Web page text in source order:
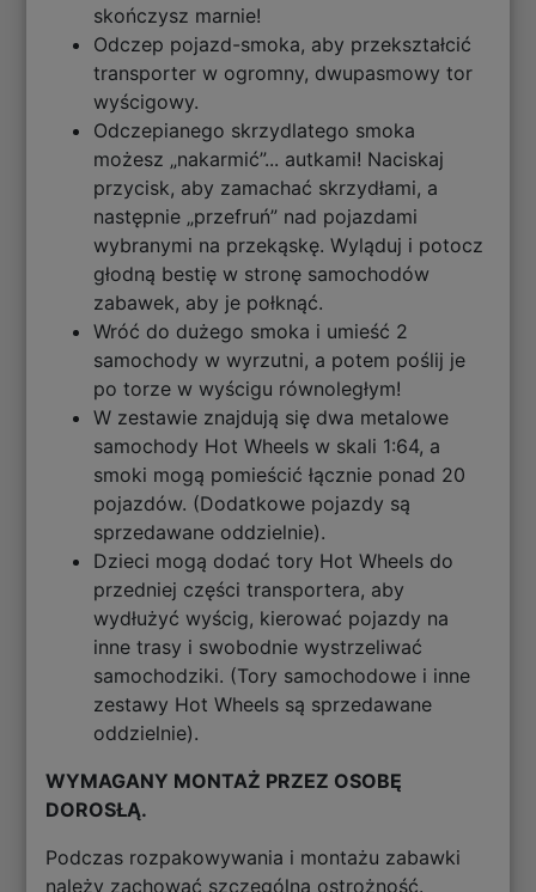
skończysz marnie!
Odczep pojazd-smoka, aby przekształcić
transporter w ogromny, dwupasmowy tor
wyścigowy.
Odczepianego skrzydlatego smoka
możesz „nakarmić”... autkami! Naciskaj
przycisk, aby zamachać skrzydłami, a
następnie „przefruń” nad pojazdami
wybranymi na przekąskę. Wyląduj i potocz
głodną bestię w stronę samochodów
zabawek, aby je połknąć.
Wróć do dużego smoka i umieść 2
samochody w wyrzutni, a potem poślij je
po torze w wyścigu równoległym!
W zestawie znajdują się dwa metalowe
samochody Hot Wheels w skali 1:64, a
smoki mogą pomieścić łącznie ponad 20
pojazdów. (Dodatkowe pojazdy są
sprzedawane oddzielnie).
Dzieci mogą dodać tory Hot Wheels do
przedniej części transportera, aby
wydłużyć wyścig, kierować pojazdy na
inne trasy i swobodnie wystrzeliwać
samochodziki. (Tory samochodowe i inne
zestawy Hot Wheels są sprzedawane
oddzielnie).
WYMAGANY MONTAŻ PRZEZ OSOBĘ
DOROSŁĄ.
Podczas rozpakowywania i montażu zabawki
należy zachować szczególną ostrożność.